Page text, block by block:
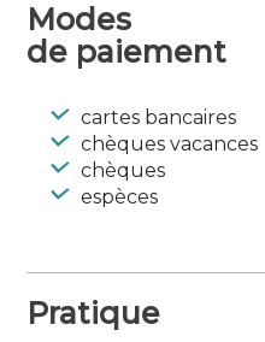
Modes
de paiement
cartes bancaires
chèques vacances
chèques
espèces
Pratique